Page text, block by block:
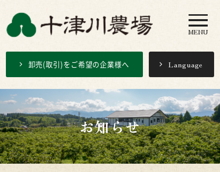
十津川農場
卸売(取引)をご希望の企業様へ Language
MENU
お知らせ